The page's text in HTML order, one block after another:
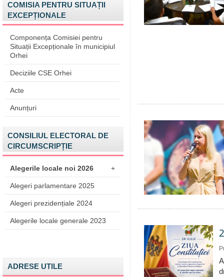
COMISIA PENTRU SITUAȚII
EXCEPȚIONALE
Componența Comisiei pentru
Situații Excepționale în municipiul
Orhei
Deciziile CSE Orhei
Acte
Anunțuri
CONSILIUL ELECTORAL DE
CIRCUMSCRIPȚIE
Alegerile locale noi 2026 +
Alegeri parlamentare 2025
Alegeri prezidențiale 2024
Alegerile locale generale 2023
ADRESE UTILE